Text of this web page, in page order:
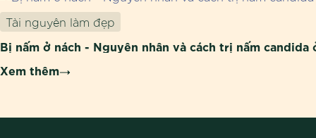
Tài nguyên làm đẹp
Bị nấm ở nách - Nguyên nhân và cách trị nấm candida
Xem thêm